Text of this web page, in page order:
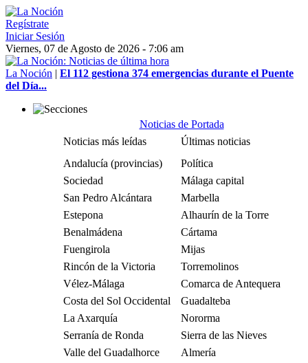
Regístrate
Iniciar Sesión
Viernes, 07 de Agosto de 2026 - 7:06 am
La Noción | El 112 gestiona 374 emergencias durante el Puente
del Día...
Noticias de Portada
Noticias más leídas
Últimas noticias
Andalucía (provincias)
Política
Sociedad
Málaga capital
San Pedro Alcántara
Marbella
Estepona
Alhaurín de la Torre
Benalmádena
Cártama
Fuengirola
Mijas
Rincón de la Victoria
Torremolinos
Vélez-Málaga
Comarca de Antequera
Costa del Sol Occidental
Guadalteba
La Axarquía
Nororma
Serranía de Ronda
Sierra de las Nieves
Valle del Guadalhorce
Almería